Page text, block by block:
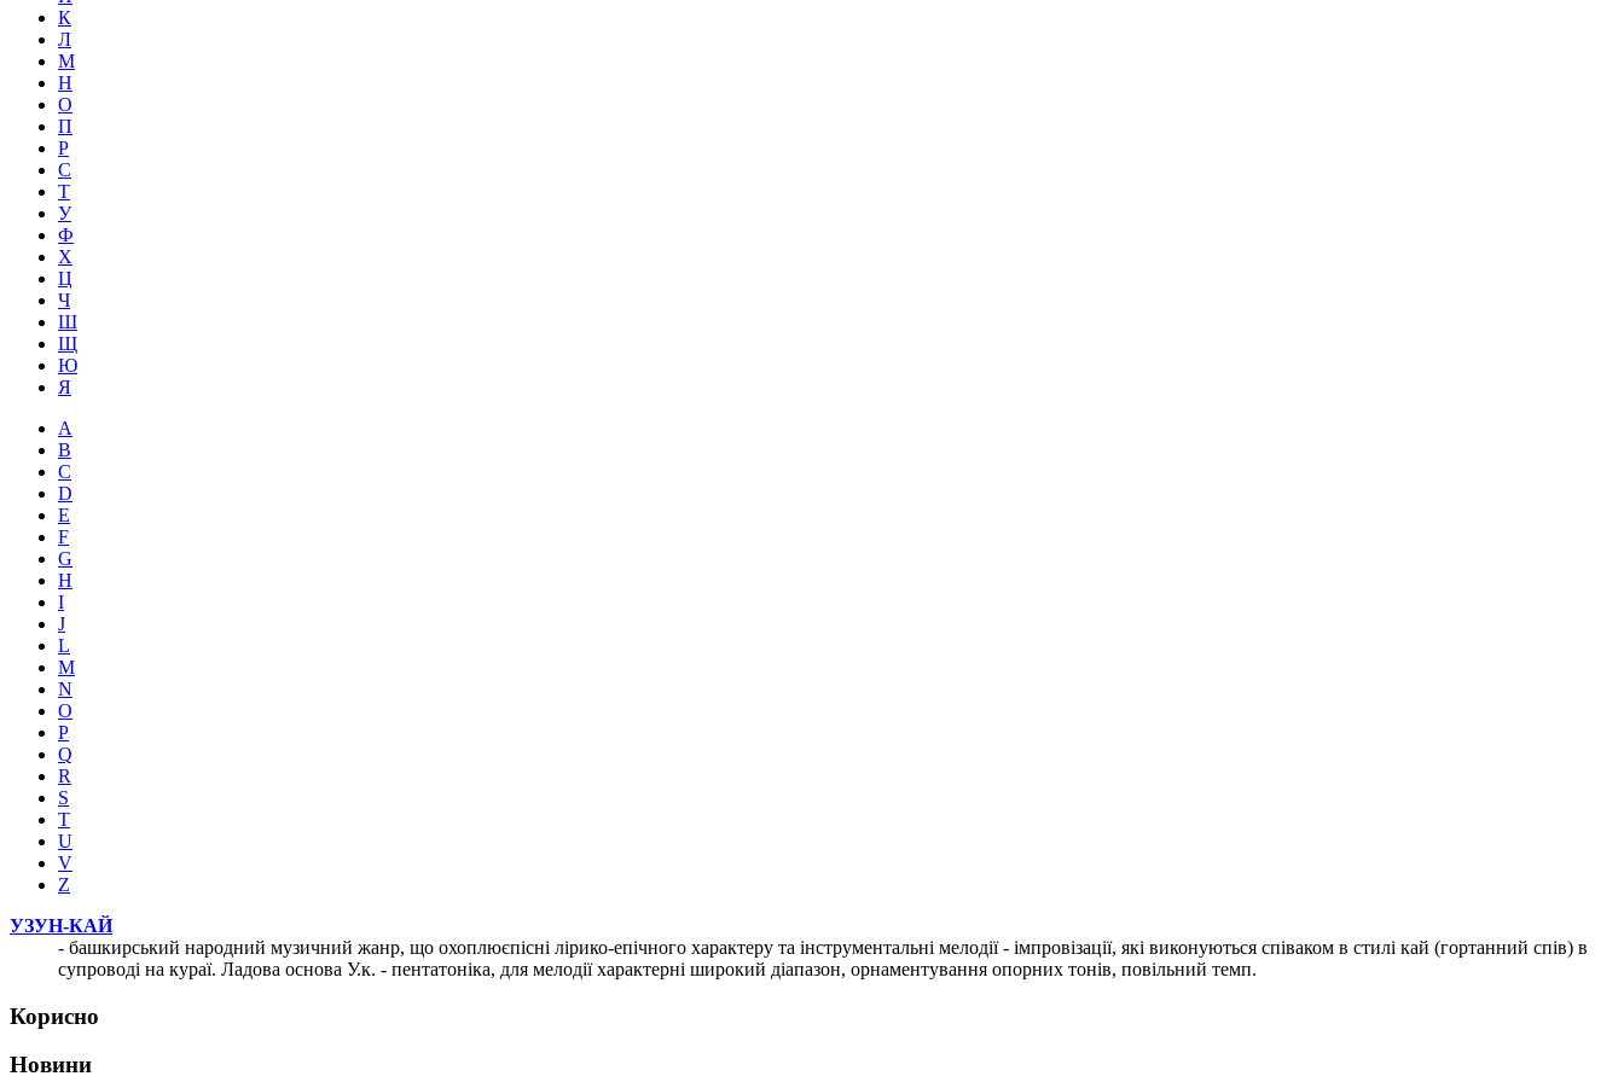
К
Л
М
Н
О
П
Р
С
Т
У
Ф
Х
Ц
Ч
Ш
Щ
Ю
Я
A
B
C
D
E
F
G
H
I
J
L
M
N
O
P
Q
R
S
T
U
V
Z
УЗУН-КАЙ
- башкирський народний музичний жанр, що охоплюєпісні лірико-епічного характеру та інструментальні мелодії - імпровізації, які виконуються співаком в стилі кай (гортанний спів) в
супроводі на кураї. Ладова основа У.к. - пентатоніка, для мелодії характерні широкий діапазон, орнаментування опорних тонів, повільний темп.
Корисно
Новини